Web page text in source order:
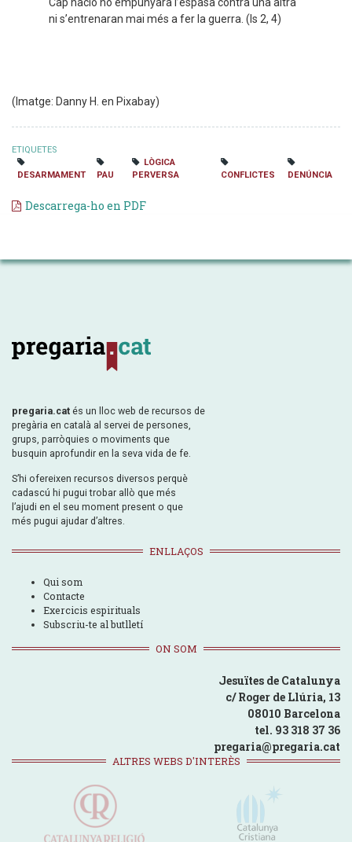
ni s’entrenaran mai més a fer la guerra. (Is 2, 4)
(Imatge: Danny H. en Pixabay)
ETIQUETES
DESARMAMENT PAU
LÒGICA
PERVERSA
CONFLICTES DENÚNCIA
Descarrega-ho en PDF
pregaria.cat és un lloc web de recursos de
pregària en català al servei de persones,
grups, parròquies o moviments que
busquin aprofundir en la seva vida de fe.
S’hi ofereixen recursos diversos perquè
cadascú hi pugui trobar allò que més
l’ajudi en el seu moment present o que
més pugui ajudar d’altres.
ENLLAÇOS
Qui som
Contacte
Exercicis espirituals
Subscriu-te al butlletí
ON SOM
Jesuïtes de Catalunya
c/ Roger de Llúria, 13
08010 Barcelona
tel. 93 318 37 36
pregaria@pregaria.cat
ALTRES WEBS D'INTERÈS